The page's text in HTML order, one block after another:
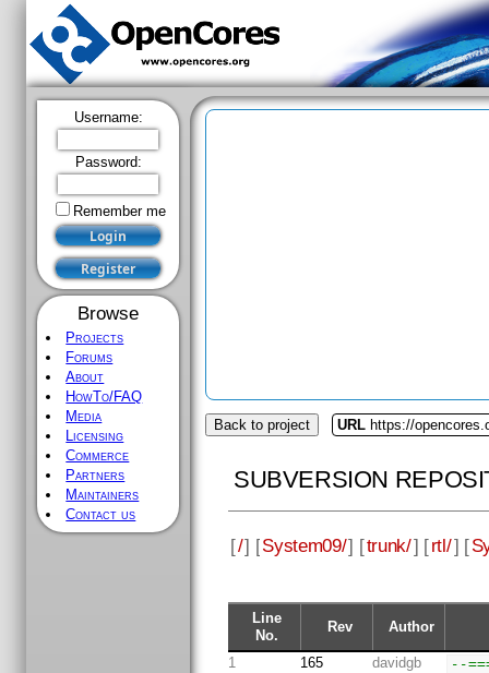
Username:
Password:
Remember me
Browse
Projects
Forums
About
HowTo/FAQ
Media
Licensing
Commerce
Partners
Maintainers
Contact us
Back to project URL https://
SUBVERSION
[/] [System09/] [trunk/] [rtl/] [
Line
No.
Rev Author
1 165 davidgb
--